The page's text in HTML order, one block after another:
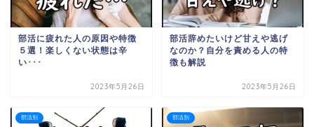
部活に疲れた人の原因や特徴
５選！楽しくない状態は辛
い･･･
2023年5月26日
部活辞めたいけど甘えや逃げ
なのか？自分を責める人の特
徴も解説
2023年5月26日
部活別 部活別